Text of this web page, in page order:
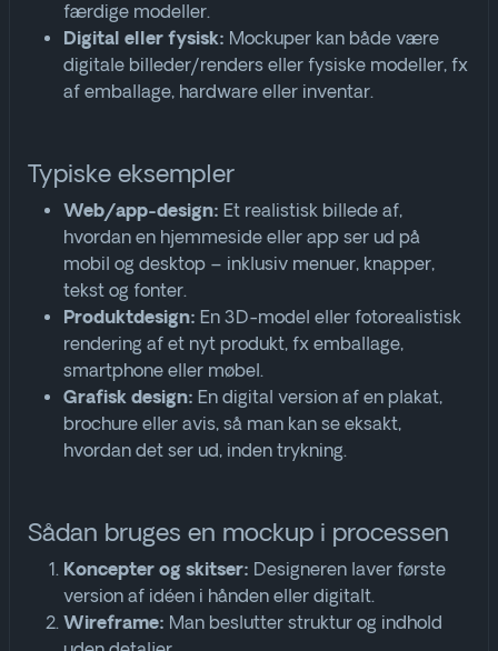
færdige modeller.
Digital eller fysisk: Mockuper kan både være
digitale billeder/renders eller fysiske modeller, fx
af emballage, hardware eller inventar.
Typiske eksempler
Web/app-design: Et realistisk billede af,
hvordan en hjemmeside eller app ser ud på
mobil og desktop – inklusiv menuer, knapper,
tekst og fonter.
Produktdesign: En 3D-model eller fotorealistisk
rendering af et nyt produkt, fx emballage,
smartphone eller møbel.
Grafisk design: En digital version af en plakat,
brochure eller avis, så man kan se eksakt,
hvordan det ser ud, inden trykning.
Sådan bruges en mockup i processen
Koncepter og skitser: Designeren laver første
version af idéen i hånden eller digitalt.
Wireframe: Man beslutter struktur og indhold